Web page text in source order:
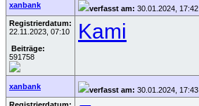
xanbank verfasst am: 30.01.2024, 17:42
Registrierdatum:
22.11.2023, 07:10
Beiträge:
591758
Kami
xanbank verfasst am: 30.01.2024, 17:43